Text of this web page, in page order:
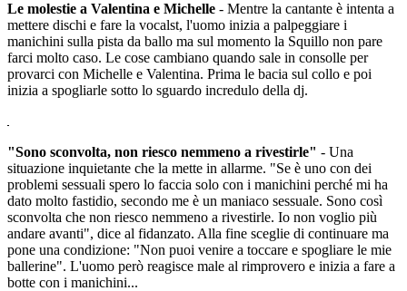
Le molestie a Valentina e Michelle - Mentre la cantante è intenta a
mettere dischi e fare la vocalst, l'uomo inizia a palpeggiare i
manichini sulla pista da ballo ma sul momento la Squillo non pare
farci molto caso. Le cose cambiano quando sale in consolle per
provarci con Michelle e Valentina. Prima le bacia sul collo e poi
inizia a spogliarle sotto lo sguardo incredulo della dj.
"Sono sconvolta, non riesco nemmeno a rivestirle" - Una
situazione inquietante che la mette in allarme. "Se è uno con dei
problemi sessuali spero lo faccia solo con i manichini perché mi ha
dato molto fastidio, secondo me è un maniaco sessuale. Sono così
sconvolta che non riesco nemmeno a rivestirle. Io non voglio più
andare avanti", dice al fidanzato. Alla fine sceglie di continuare ma
pone una condizione: "Non puoi venire a toccare e spogliare le mie
ballerine". L'uomo però reagisce male al rimprovero e inizia a fare a
botte con i manichini...